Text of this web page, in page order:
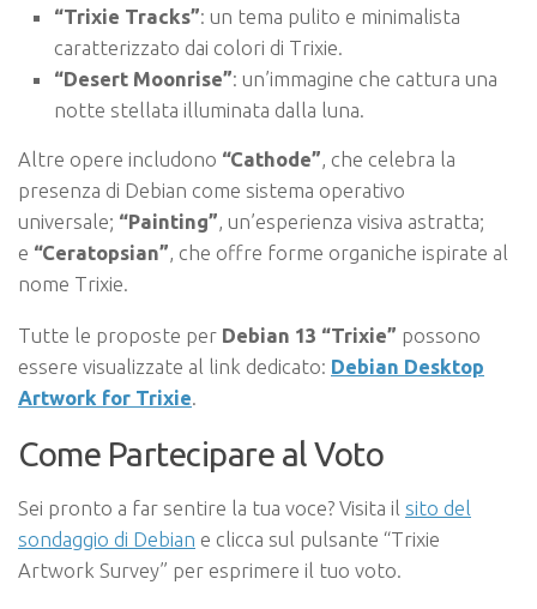
“Trixie Tracks”: un tema pulito e minimalista
caratterizzato dai colori di Trixie.
“Desert Moonrise”: un’immagine che cattura una
notte stellata illuminata dalla luna.
Altre opere includono “Cathode”, che celebra la
presenza di Debian come sistema operativo
universale; “Painting”, un’esperienza visiva astratta;
e “Ceratopsian”, che offre forme organiche ispirate al
nome Trixie.
Tutte le proposte per Debian 13 “Trixie” possono
essere visualizzate al link dedicato: Debian Desktop
Artwork for Trixie
Come Partecipare al Voto
Sei pronto a far sentire la tua voce? Visita il sito del
sondaggio di Debian e clicca sul pulsante “Trixie
Artwork Survey” per esprimere il tuo voto.